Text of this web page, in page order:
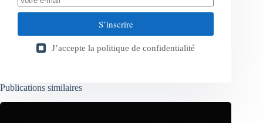
S’inscrire
J’accepte la politique de confidentialité
Publications similaires